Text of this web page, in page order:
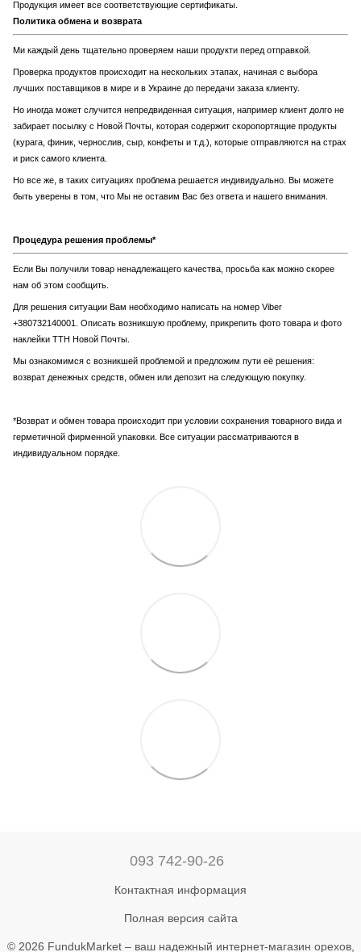
Продукция имеет все соответствующие сертификаты.
Политика обмена и возврата
Ми каждый день тщательно проверяем наши продукти перед отправкой.
Проверка продуктов происходит на нескольких этапах, начиная с выбора
лучших поставщиков в мире и в Украине до передачи заказа клиенту.
Но иногда может случится непредвиденная ситуация, например клиент долго не
забирает посылку с Новой Почты, которая содержит скоропортящие продукты
(курага, финик, чернослив, сыр, конфеты и т.д.), которые отправляются на страх
и риск самого клиента.
Но все же, в таких ситуациях проблема решается индивидуально. Вы можете
быть уверены в том, что Мы не оставим Вас без ответа и нашего внимания.
Процедура решения проблемы*
Если Вы получили товар ненадлежащего качества, просьба как можно скорее
нам об этом сообщить.
Для решения ситуации Вам необходимо написать на номер Viber
+380732140001. Описать возникшую проблему, прикрепить фото товара и фото
наклейки ТТН Новой Почты.
Мы ознакомимся с возникшей проблемой и предложим пути её решения:
возврат денежных средств, обмен или депозит на следующую покупку.
*Возврат и обмен товара происходит при условии сохранения товарного вида и
герметичной фирменной упаковки. Все ситуации рассматриваются в
индивидуальном порядке.
093 742-90-26
Контактная информация
Полная версия сайта
© 2026 FundukMarket – ваш надежный интернет-магазин орехов,